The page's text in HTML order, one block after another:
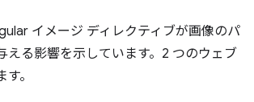
イメージ ディレクティブが画像のパ
える影響を示しています。2 つのウェブ
。